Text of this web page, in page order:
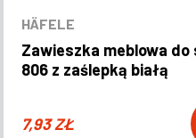
HÄFELE
Zawieszka meblowa do
806 z zaślepką białą
7,93ZŁ